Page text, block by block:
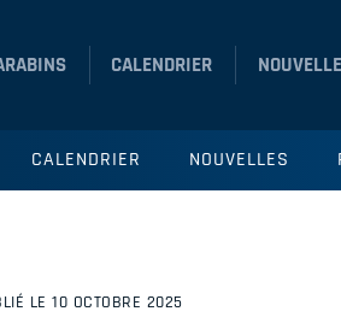
CALENDRIER
CALENDRIER NOUVELLES
LE 10 OCTOBRE 2025